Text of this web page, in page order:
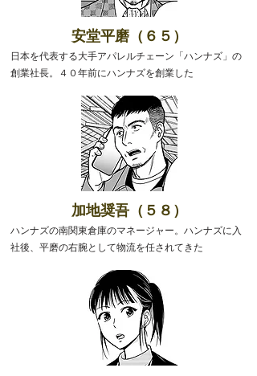
安堂平磨（６５）
日本を代表する大手アパレルチェーン「ハンナズ」の
創業社長。４０年前にハンナズを創業した
加地奨吾（５８）
ハンナズの南関東倉庫のマネージャー。ハンナズに入
社後、平磨の右腕として物流を任されてきた